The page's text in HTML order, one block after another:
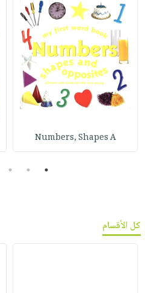
Numbers, Shapes A
1
2
3
كل الأقسام